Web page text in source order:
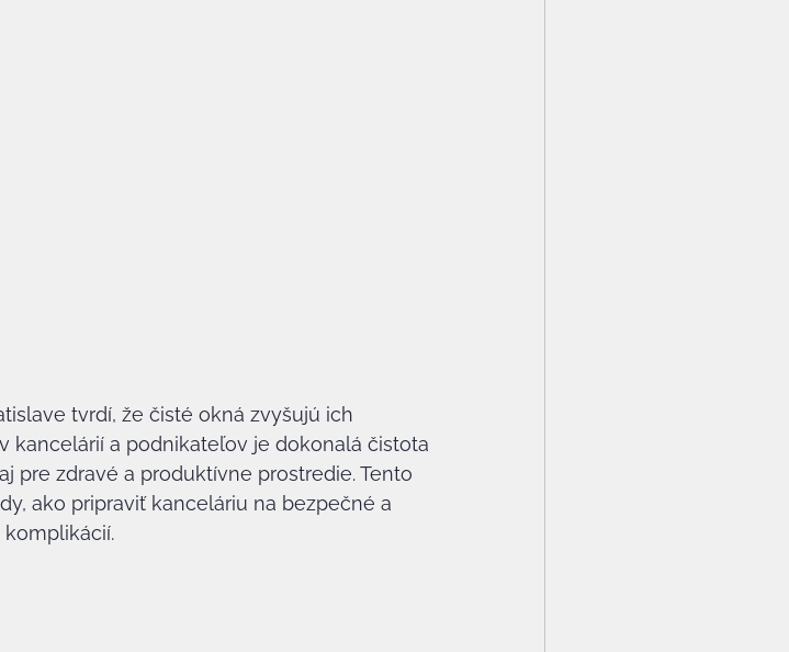
tvrdí, že čisté okná zvyšujú ich
kancelárií a podnikateľov je dokonalá čistota
pre zdravé a produktívne prostredie. Tento
ako pripraviť kanceláriu na bezpečné a